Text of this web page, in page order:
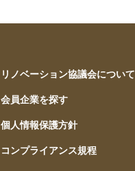
リノベーション協議会について
会員企業を探す
個人情報保護方針
コンプライアンス規程